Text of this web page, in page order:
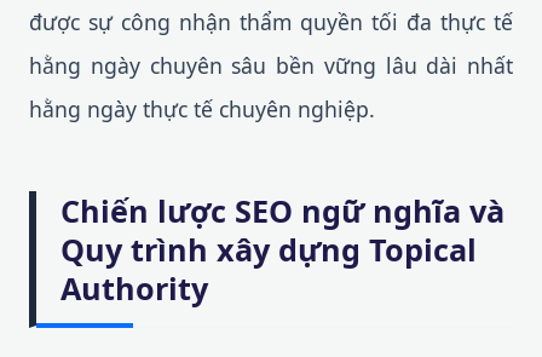
được sự công nhận thẩm quyền tối đa thực tế
hằng ngày chuyên sâu bền vững lâu dài nhất
hằng ngày thực tế chuyên nghiệp.
Chiến lược SEO ngữ nghĩa và
Quy trình xây dựng Topical
Authority